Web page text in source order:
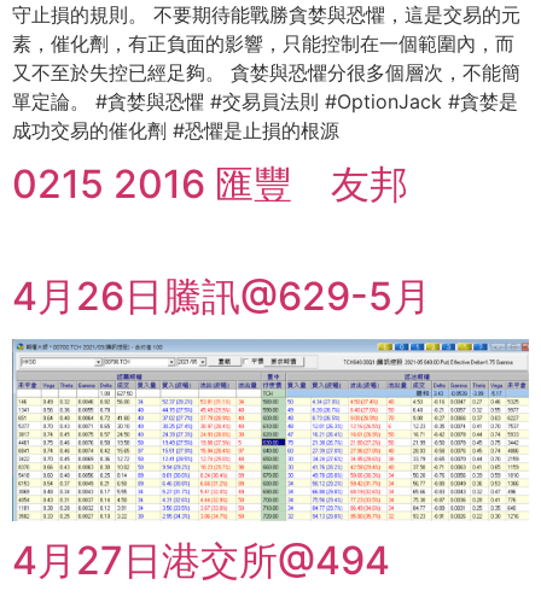
守止損的規則。 不要期待能戰勝貪婪與恐懼，這是交易的元
素，催化劑，有正負面的影響，只能控制在一個範圍內，而
又不至於失控已經足夠。 貪婪與恐懼分很多個層次，不能簡
單定論。 #貪婪與恐懼 #交易員法則 #OptionJack #貪婪是
成功交易的催化劑 #恐懼是止損的根源
0215 2016 匯豐 友邦
4月26日騰訊@629-5月
4月27日港交所@494